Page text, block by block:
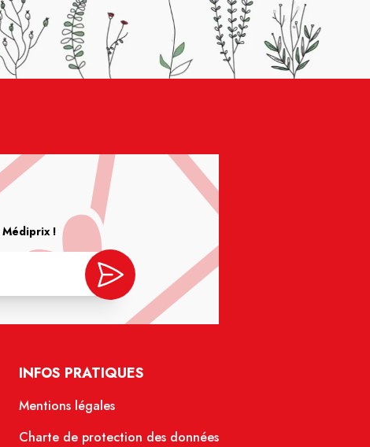
!
INFOS PRATIQUES
Mentions légales
Charte de protection des données